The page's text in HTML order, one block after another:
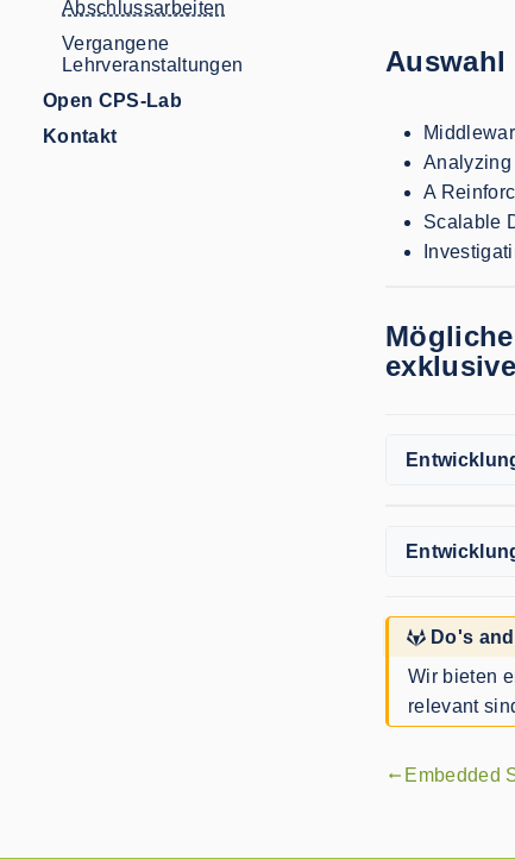
Abschlussarbeiten
Vergangene
Lehrveranstaltungen
Open CPS-Lab
Kontakt
Auswahl
Analyzing
A
Scalable
Do's
Wir bieten
relevant
gdoc_arrow_left_alt Embedded